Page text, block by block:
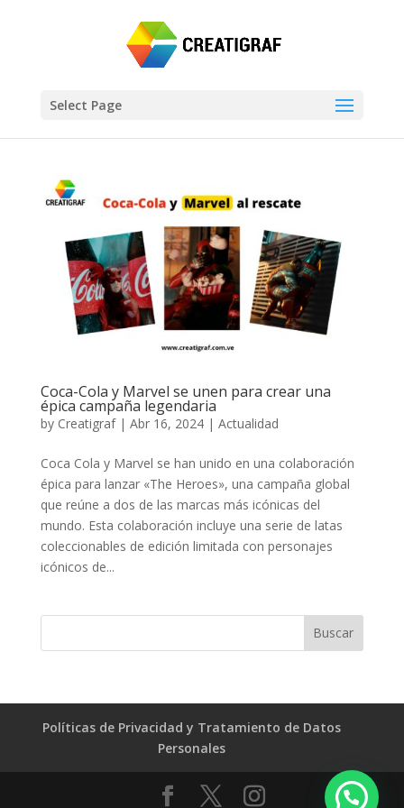
Select Page
Coca-Cola y Marvel se unen para crear una
épica campaña legendaria
by Creatigraf| Abr 16, 2024| Actualidad
Coca Cola y Marvel se han unido en una colaboración
épica para lanzar «The Heroes», una campaña global
que reúne a dos de las marcas más icónicas del
mundo. Esta colaboración incluye una serie de latas
coleccionables de edición limitada con personajes
icónicos de...
Políticas de Privacidad y Tratamiento de Datos
Personales